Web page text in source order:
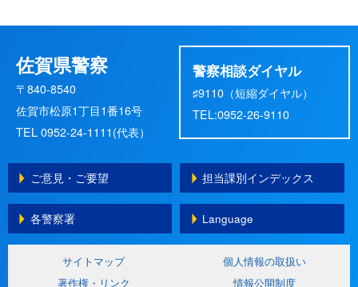
佐賀県警察
〒840-8540
佐賀市松原1丁目1番16号
TEL 0952-24-1111(代表）
警察相談ダイヤル
♯9110（短縮ダイヤル）
TEL:0952-26-9110
ご意見・ご要望 担当課別インデックス
各警察署 Language
サイトマップ
個人情報の取扱い
著作権・リンク
情報公開制度